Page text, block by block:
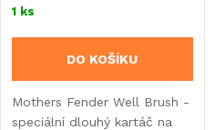
1 ks
DO KOŠÍKU
Mothers Fender Well Brush -
speciální dlouhý kartáč na